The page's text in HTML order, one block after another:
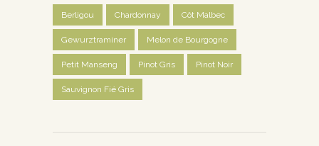
Berligou Chardonnay Côt Malbec
Gewurztraminer Melon de Bourgogne
Petit Manseng Pinot Gris Pinot Noir
Sauvignon Fié Gris